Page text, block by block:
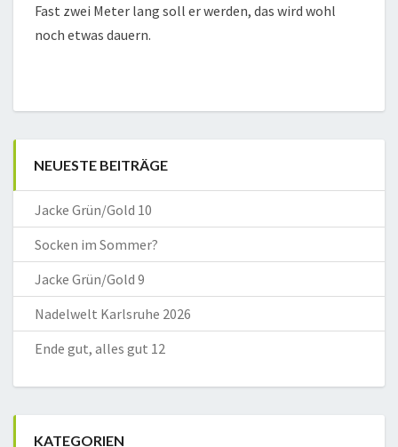
Fast zwei Meter lang soll er werden, das wird wohl
noch etwas dauern.
NEUESTE BEITRÄGE
Jacke Grün/Gold 10
Socken im Sommer?
Jacke Grün/Gold 9
Nadelwelt Karlsruhe 2026
Ende gut, alles gut 12
KATEGORIEN